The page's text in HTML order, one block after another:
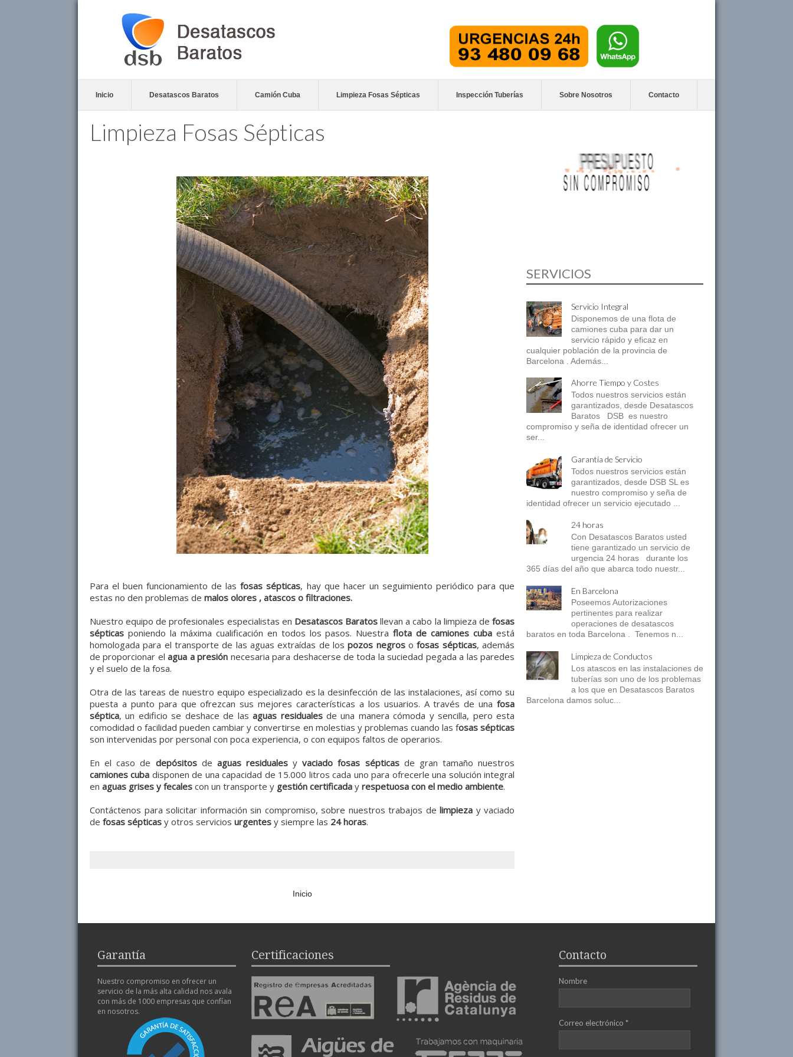
Inicio Desatascos Baratos Camión Cuba Limpieza Fosas Sépticas Inspección Tuberías Sobre Nosotros Contacto
Limpieza Fosas Sépticas
Para el buen funcionamiento de lasfosas sépticas, hay que hacer un seguimiento periódico para que
estas no den problemas de malos olores , atascos o filtraciones.
Nuestro equipo de profesionales especialistas en Desatascos Baratos llevan a cabo la limpieza defosas
sépticas poniendo la máxima cualificación en todos los pasos. Nuestraflota de camiones cuba está
homologada para el transporte de las aguas extraídas de lospozos negrosofosas sépticas, además
de proporcionar elagua a presión necesaria para deshacerse de toda la suciedad pegada a las paredes
y el suelo de la fosa.
Otra de las tareas de nuestro equipo especializado es la desinfección de las instalaciones, así como su
puesta a punto para que ofrezcan sus mejores características a los usuarios. A través de una fosa
séptica, un edificio se deshace de lasaguas residualesde una manera cómoda y sencilla, pero esta
comodidad o facilidad pueden cambiar y convertirse en molestias y problemas cuando las fosas sépticas
son intervenidas por personal con poca experiencia, o con equipos faltos de operarios.
En el caso de depósitosde aguas residualesyvaciado fosas sépticasde gran tamaño nuestros
camiones cuba disponen de una capacidad de 15.000 litros cada uno para ofrecerle una solución integral
en aguas grises y fecales con un transporte y gestión certificada y respetuosa con el medio ambiente.
Contáctenos para solicitar información sin compromiso, sobre nuestros trabajos de limpieza y vaciado
de fosas sépticas y otros servicios urgentes y siempre las 24 horas.
Inicio
SERVICIOS
Servicio Integral
Disponemos de una flota de
camiones cuba para dar un
servicio rápido y eficaz en
cualquier población de la provincia de
Barcelona . Además...
Ahorre Tiempo y Costes
Todos nuestros servicios están
garantizados, desde Desatascos
Baratos DSB es nuestro
compromiso y seña de identidad ofrecer un
ser...
Garantía de Servicio
Todos nuestros servicios están
garantizados, desde DSB SL es
nuestro compromiso y seña de
identidad ofrecer un servicio ejecutado ...
24 horas
Con Desatascos Baratos usted
tiene garantizado un servicio de
urgencia 24 horas durante los
365 días del año que abarca todo nuestr...
En Barcelona
Poseemos Autorizaciones
pertinentes para realizar
operaciones de desatascos
baratos en toda Barcelona . Tenemos n...
Limpieza de Conductos
Los atascos en las instalaciones de
tuberías son uno de los problemas
a los que en Desatascos Baratos
Barcelona damos soluc...
Garantía
Nuestro compromiso en ofrecer un
servicio de la más alta calidad nos avala
con más de 1000 empresas que confían
en nosotros.
Certificaciones Contacto
Nombre
Correo electrónico*